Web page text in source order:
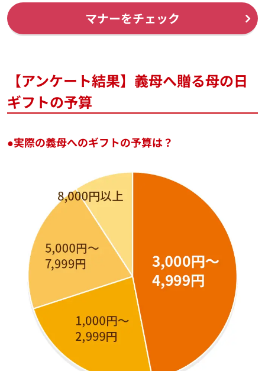
マナーをチェック
【アンケート結果】義母へ贈る母の日
ギフトの予算
●実際の義母へのギフトの予算は？